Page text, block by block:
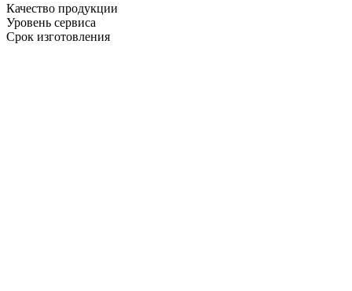
Качество продукции
Уровень сервиса
Срок изготовления